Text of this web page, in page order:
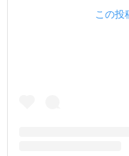
この投